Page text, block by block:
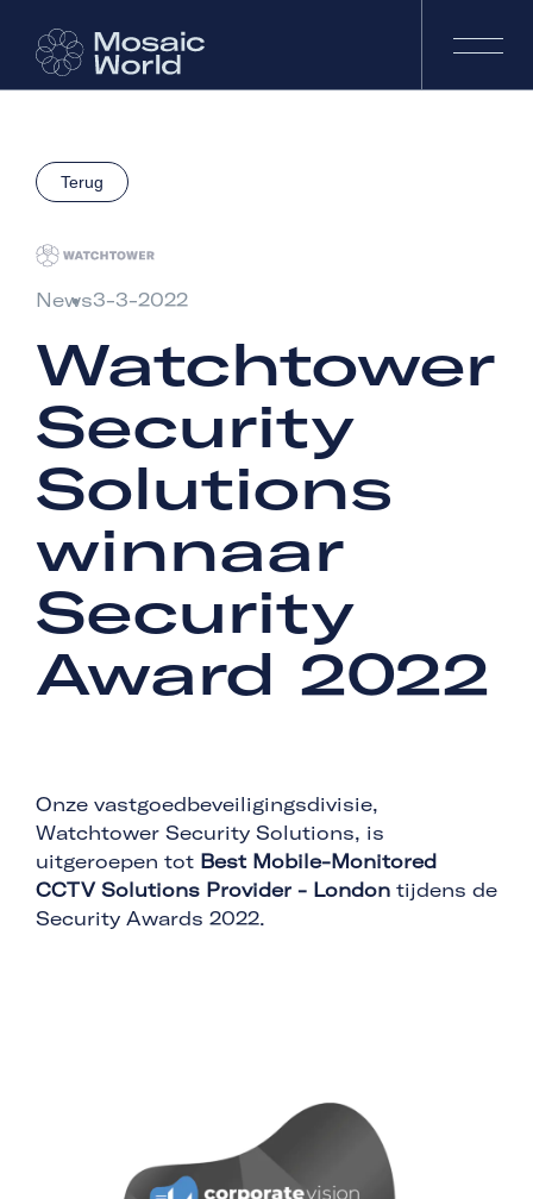
Terug
News3-3-2022
Watchtower
Security
Solutions
winnaar
Security
Award 2022
Onze vastgoedbeveiligingsdivisie,
Watchtower Security Solutions, is
uitgeroepen tot Best Mobile-Monitored
CCTV Solutions Provider - London tijdens de
Security Awards 2022.